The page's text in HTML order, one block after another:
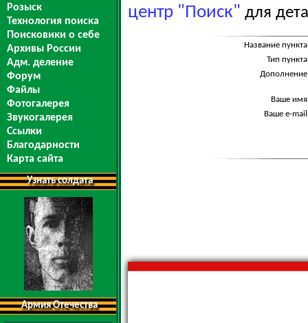
Розыск
Технология поиска
Поисковики о себе
Архивы России
Адм. деление
Форум
Файлы
Фотогалерея
Звукогалерея
Ссылки
Благодарности
Карта сайта
Узнать солдата
Армия Отечества
центр "Поиск" для
Название
Тип
Ваше
Ваше e-